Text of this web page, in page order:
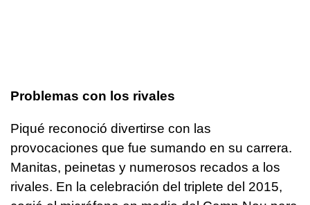
Problemas con los rivales
Piqué reconoció divertirse con las
provocaciones que fue sumando en su carrera.
Manitas, peinetas y numerosos recados a los
rivales. En la celebración del triplete del 2015,